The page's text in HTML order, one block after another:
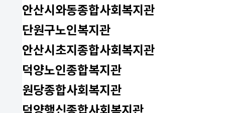
안산시와동종합사회복지관
단원구노인복지관
안산시초지종합사회복지관
덕양노인종합복지관
원당종합사회복지관
덕양행신종합사회복지관